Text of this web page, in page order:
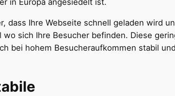
dass Ihre Webseite schnell geladen wird
sich Ihre Besucher befinden. Diese
bei hohem Besucheraufkommen stabil und